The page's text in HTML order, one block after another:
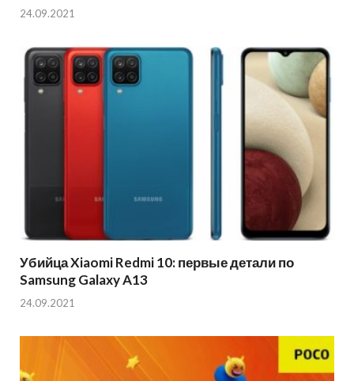
24.09.2021
Убийца Xiaomi Redmi 10: первые детали по
Samsung Galaxy A13
24.09.2021